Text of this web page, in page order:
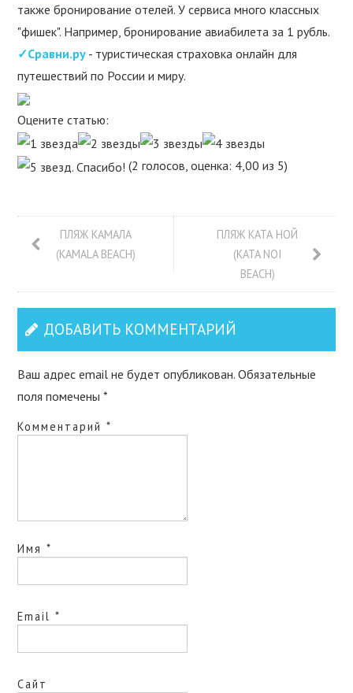
также бронирование отелей. У сервиса много классных
"фишек". Например, бронирование авиабилета за 1 рубль.
✓Сравни.ру - туристическая страховка онлайн для
путешествий по России и миру.
Оцените статью:
(2 голосов, оценка: 4,00 из 5)
ПЛЯЖ КАМАЛА
(KAMALA BEACH)
ПЛЯЖ КАТА НОЙ
(KATA NOI
BEACH)
ДОБАВИТЬ КОММЕНТАРИЙ
Ваш адрес email не будет опубликован. Обязательные
поля помечены*
Комментарий*
Имя*
Email*
Сайт